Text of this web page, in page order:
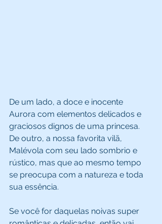
De um lado, a doce e inocente
Aurora com elementos delicados e
graciosos dignos de uma princesa.
De outro, a nossa favorita vilã,
Malévola com seu lado sombrio e
rústico, mas que ao mesmo tempo
se preocupa com a natureza e toda
sua essência.
Se você for daquelas noivas super